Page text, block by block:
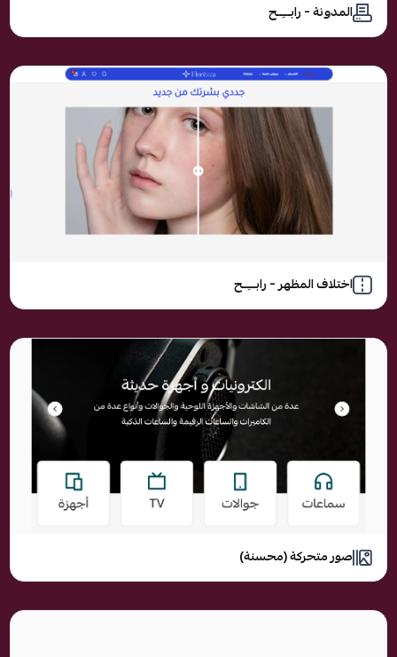
المدونة – رابـــِــح
اختلاف المظهر – رابـــِــح
صور متحركة (محسنة)